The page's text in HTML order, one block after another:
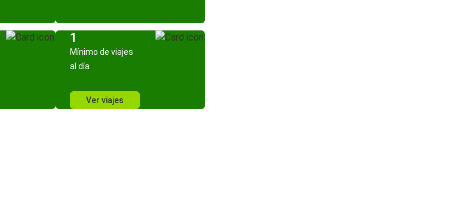
1
Mínimo de viajes
al día
Ver viajes